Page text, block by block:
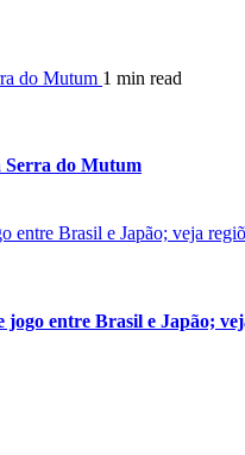
do Mutum 1 min read
Serra do Mutum
entre Brasil e Japão; veja
entre Brasil e Japão;